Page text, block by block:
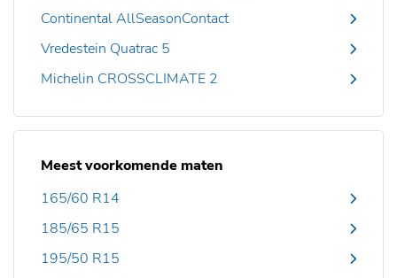
Continental AllSeasonContact
Vredestein Quatrac 5
Michelin CROSSCLIMATE 2
Meest voorkomende maten
165/60 R14
185/65 R15
195/50 R15